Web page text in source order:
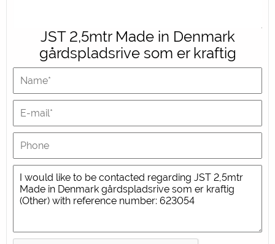
JST 2,5mtr Made in Denmark
gårdspladsrive som er kraftig